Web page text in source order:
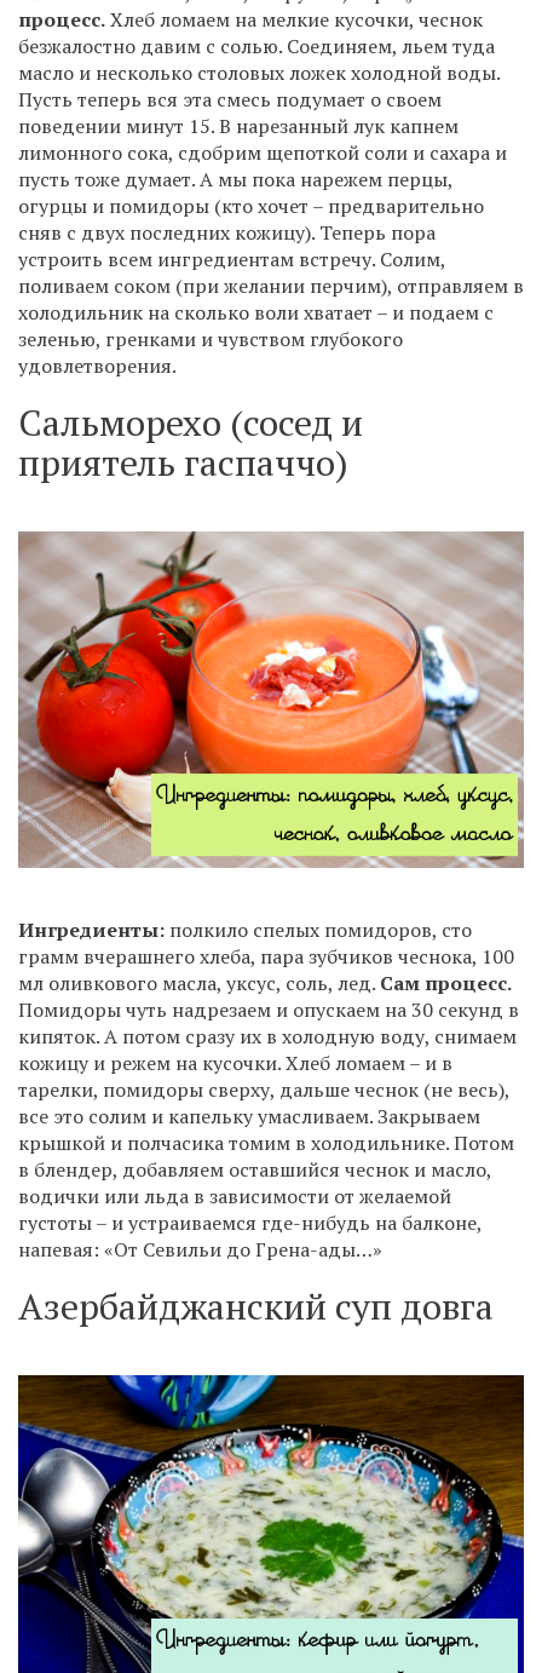
процесс.Хлеб ломаем на мелкие кусочки, чеснок
безжалостно давим с солью. Соединяем, льем туда
масло и несколько столовых ложек холодной воды.
Пусть теперь вся эта смесь подумает о своем
поведении минут 15. В нарезанный лук капнем
лимонного сока, сдобрим щепоткой соли и сахара и
пусть тоже думает. А мы пока нарежем перцы,
огурцы и помидоры (кто хочет – предварительно
сняв с двух последних кожицу). Теперь пора
устроить всем ингредиентам встречу. Солим,
поливаем соком (при желании перчим), отправляем в
холодильник на сколько воли хватает – и подаем с
зеленью, гренками и чувством глубокого
удовлетворения.
Сальморехо (сосед и
приятель гаспаччо)
Ингредиенты: полкило спелых помидоров, сто
грамм вчерашнего хлеба, пара зубчиков чеснока, 100
мл оливкового масла, уксус, соль, лед. Сам процесс.
Помидоры чуть надрезаем и опускаем на 30 секунд в
кипяток. А потом сразу их в холодную воду, снимаем
кожицу и режем на кусочки. Хлеб ломаем – и в
тарелки, помидоры сверху, дальше чеснок (не весь),
все это солим и капельку умасливаем. Закрываем
крышкой и полчасика томим в холодильнике. Потом
в блендер, добавляем оставшийся чеснок и масло,
водички или льда в зависимости от желаемой
густоты – и устраиваемся где-нибудь на балконе,
напевая: «От Севильи до Грена-ады…»
Азербайджанский суп довга